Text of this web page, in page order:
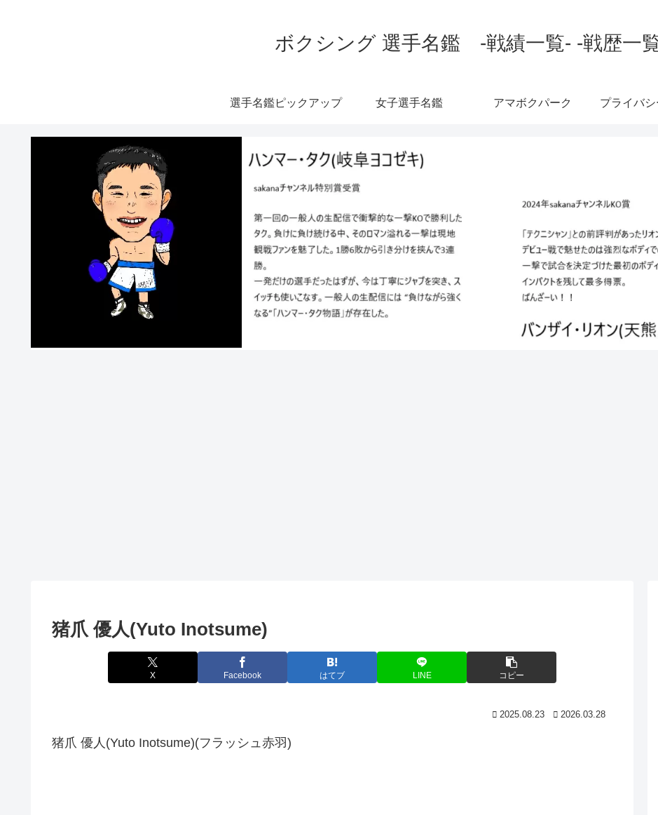
ボクシング 選手名鑑 -戦績一覧- -戦歴一
選手名鑑ピックアップ 女子選手名鑑 アマボクパーク プライバ
猪爪 優人(Yuto Inotsume)
X Facebook はてブ LINE コピー
2025.08.23 2026.03.28
猪爪 優人(Yuto Inotsume)(フラッシュ赤羽)